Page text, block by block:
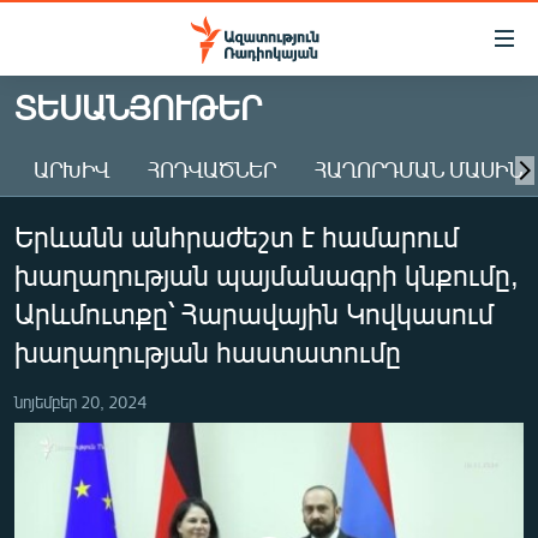
Մատչելիության
Անցնել
հիմնական
Անցնել
հիմնական
մենյուին
Որոնում
ԱԶԱՏՈՒԹՅՈՒՆ TV
ՀԱՅԱՍՏԱՆ
ԸՆՏՐՈՒԹՅՈՒՆՆԵՐ 2026
ԻՐԱՎՈՒՆՔ
ՀԱՍԱՐԱԿՈՒԹՅՈՒՆ
ՂԱՐԱԲԱՂ
ՊԱՏԵՐԱԶՄԻ 6 ՇԱԲԱԹՆԵՐԸ
ՏԱՐԱԾԱՇՐՋԱՆ
ՏԵՍԱՆՅՈՒԹԵՐ
ԱՐԽԻՎ ՀՈԴՎԱԾՆԵՐ ՀԱՂՈՐԴՄԱՆ ՄԱՍԻՆ
Երևանն անհրաժեշտ է համարում
խաղաղության պայմանագրի կնքումը,
Արևմուտքը՝ Հարավային Կովկասում
խաղաղության հաստատումը
նոյեմբեր 20, 2024